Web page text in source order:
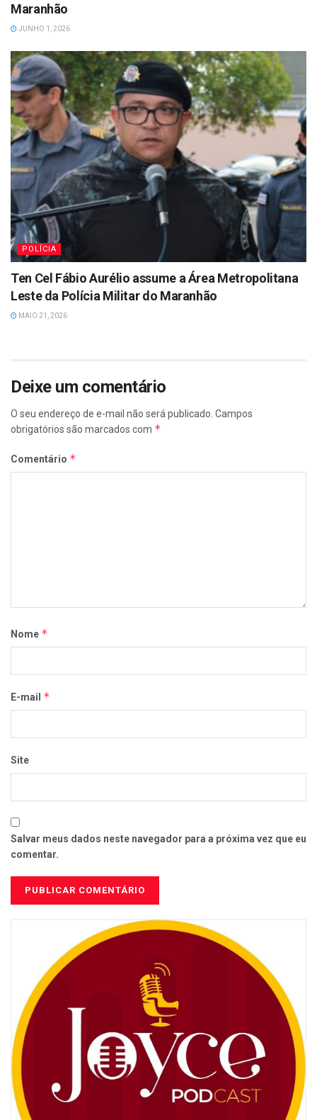
Maranhão
JUNHO 1, 2026
POLÍCIA
Ten Cel Fábio Aurélio assume a Área Metropolitana
Leste da Polícia Militar do Maranhão
MAIO 21, 2026
Deixe um comentário
O seu endereço de e-mail não será publicado. Campos
obrigatórios são marcados com *
Comentário *
Nome *
E-mail *
Site
Salvar meus dados neste navegador para a próxima vez que eu
comentar.